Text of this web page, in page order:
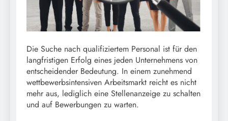
Die Suche nach qualifiziertem Personal ist für den
langfristigen Erfolg eines jeden Unternehmens von
entscheidender Bedeutung. In einem zunehmend
wettbewerbsintensiven Arbeitsmarkt reicht es nicht
mehr aus, lediglich eine Stellenanzeige zu schalten
und auf Bewerbungen zu warten.